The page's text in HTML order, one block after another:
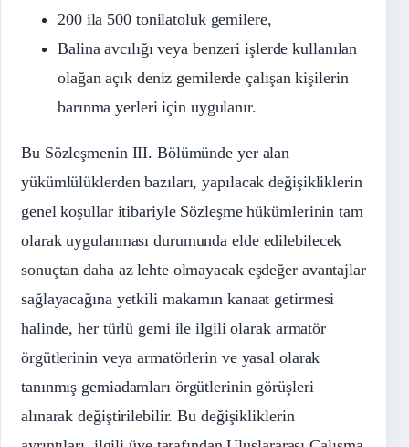
200 ila 500 tonilatoluk gemilere,
Balina avcılığı veya benzeri işlerde kullanılan
olağan açık deniz gemilerde çalışan kişilerin
barınma yerleri için uygulanır.
Bu Sözleşmenin III. Bölümünde yer alan
yükümlülüklerden bazıları, yapılacak değişikliklerin
genel koşullar itibariyle Sözleşme hükümlerinin tam
olarak uygulanması durumunda elde edilebilecek
sonuçtan daha az lehte olmayacak eşdeğer avantajlar
sağlayacağına yetkili makamın kanaat getirmesi
halinde, her türlü gemi ile ilgili olarak armatör
örgütlerinin veya armatörlerin ve yasal olarak
tanınmış gemiadamları örgütlerinin görüşleri
alınarak değiştirilebilir. Bu değişikliklerin